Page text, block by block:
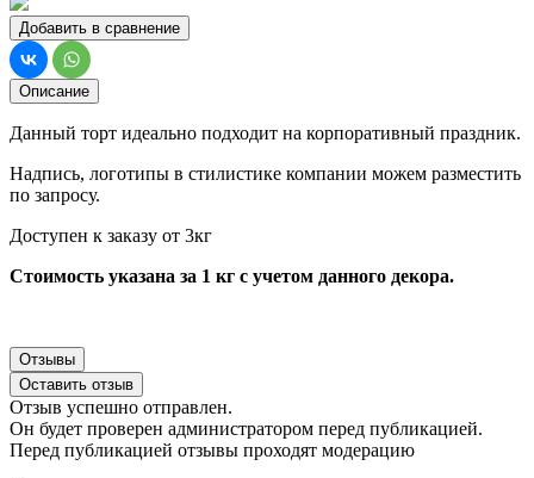
Добавить в сравнение
Описание
Данный торт идеально подходит на корпоративный праздник.
Надпись, логотипы в стилистике компании можем разместить
по запросу.
Доступен к заказу от 3кг
Стоимость указана за 1 кг с учетом данного декора.
Отзывы
Оставить отзыв
Отзыв успешно отправлен.
Он будет проверен администратором перед публикацией.
Перед публикацией отзывы проходят модерацию